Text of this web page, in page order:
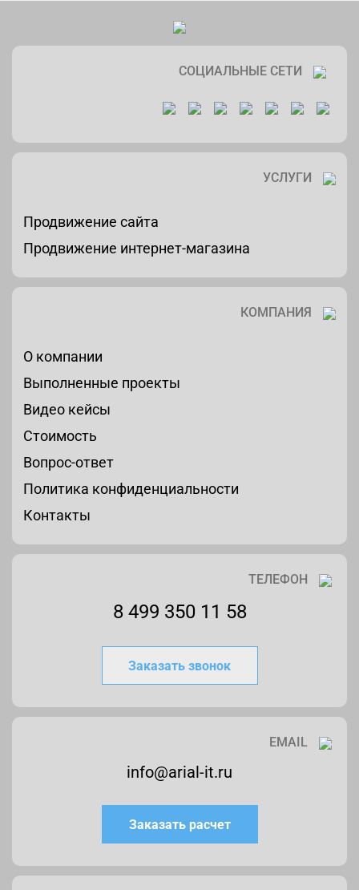
СОЦИАЛЬНЫЕ СЕТИ
УСЛУГИ
Продвижение сайта
Продвижение интернет-магазина
КОМПАНИЯ
О компании
Выполненные проекты
Видео кейсы
Стоимость
Вопрос-ответ
Политика конфиденциальности
Контакты
ТЕЛЕФОН
8 499 350 11 58
Заказать звонок
EMAIL
info@arial-it.ru
Заказать расчет